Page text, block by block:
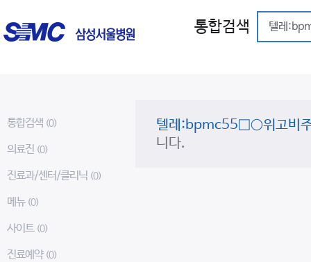
통합검색
통합검색 (0)
의료진 (0)
진료과/센터/클리닉 (0)
메뉴 (0)
사이트 (0)
진료예약 (0)
텔레:bpmc55□○위고비
니다.